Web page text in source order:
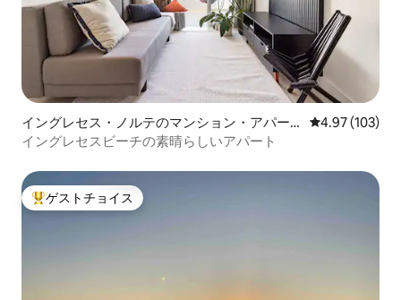
イングレセス・ノルテのマンション・アパー
ト
レビュー103
4.97 (103)
イングレセスビーチの素晴らしいアパート
大好評のゲストチョイスです。
ゲストチョイス